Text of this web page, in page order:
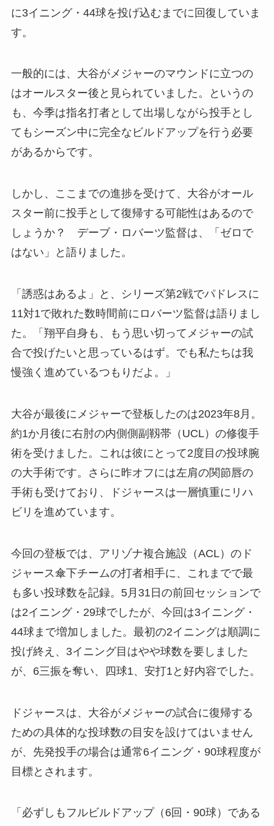
に3イニング・44球を投げ込むまでに回復していま
す。
一般的には、大谷がメジャーのマウンドに立つの
はオールスター後と見られていました。というの
も、今季は指名打者として出場しながら投手とし
てもシーズン中に完全なビルドアップを行う必要
があるからです。
しかし、ここまでの進捗を受けて、大谷がオール
スター前に投手として復帰する可能性はあるので
しょうか？ デーブ・ロバーツ監督は、「ゼロで
はない」と語りました。
「誘惑はあるよ」と、シリーズ第2戦でパドレスに
11対1で敗れた数時間前にロバーツ監督は語りまし
た。「翔平自身も、もう思い切ってメジャーの試
合で投げたいと思っているはず。でも私たちは我
慢強く進めているつもりだよ。」
大谷が最後にメジャーで登板したのは2023年8月。
約1か月後に右肘の内側側副靱帯（UCL）の修復手
術を受けました。これは彼にとって2度目の投球腕
の大手術です。さらに昨オフには左肩の関節唇の
手術も受けており、ドジャースは一層慎重にリハ
ビリを進めています。
今回の登板では、アリゾナ複合施設（ACL）のド
ジャース傘下チームの打者相手に、これまでで最
も多い投球数を記録。5月31日の前回セッションで
は2イニング・29球でしたが、今回は3イニング・
44球まで増加しました。最初の2イニングは順調に
投げ終え、3イニング目はやや球数を要しました
が、6三振を奪い、四球1、安打1と好内容でした。
ドジャースは、大谷がメジャーの試合に復帰する
ための具体的な投球数の目安を設けてはいません
が、先発投手の場合は通常6イニング・90球程度が
目標とされます。
「必ずしもフルビルドアップ（6回・90球）である